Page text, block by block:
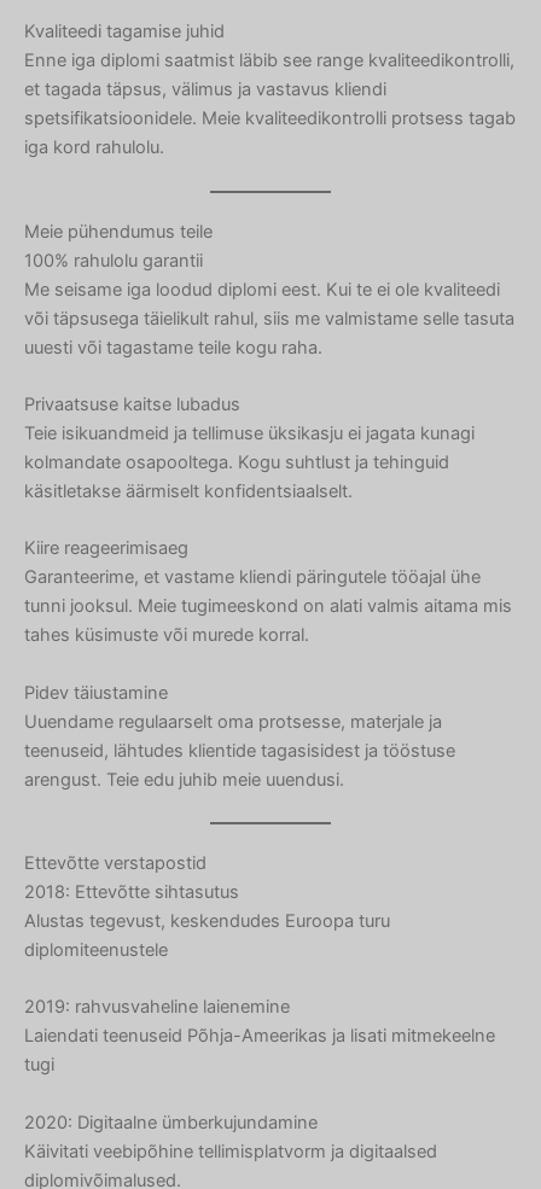
Kvaliteedi tagamise juhid
Enne iga diplomi saatmist läbib see range kvaliteedikontrolli,
et tagada täpsus, välimus ja vastavus kliendi
spetsifikatsioonidele. Meie kvaliteedikontrolli protsess tagab
iga kord rahulolu.
Meie pühendumus teile
100% rahulolu garantii
Me seisame iga loodud diplomi eest. Kui te ei ole kvaliteedi
või täpsusega täielikult rahul, siis me valmistame selle tasuta
uuesti või tagastame teile kogu raha.
Privaatsuse kaitse lubadus
Teie isikuandmeid ja tellimuse üksikasju ei jagata kunagi
kolmandate osapooltega. Kogu suhtlust ja tehinguid
käsitletakse äärmiselt konfidentsiaalselt.
Kiire reageerimisaeg
Garanteerime, et vastame kliendi päringutele tööajal ühe
tunni jooksul. Meie tugimeeskond on alati valmis aitama mis
tahes küsimuste või murede korral.
Pidev täiustamine
Uuendame regulaarselt oma protsesse, materjale ja
teenuseid, lähtudes klientide tagasisidest ja tööstuse
arengust. Teie edu juhib meie uuendusi.
Ettevõtte verstapostid
2018: Ettevõtte sihtasutus
Alustas tegevust, keskendudes Euroopa turu
diplomiteenustele
2019: rahvusvaheline laienemine
Laiendati teenuseid Põhja-Ameerikas ja lisati mitmekeelne
tugi
2020: Digitaalne ümberkujundamine
Käivitati veebipõhine tellimisplatvorm ja digitaalsed
diplomivõimalused.